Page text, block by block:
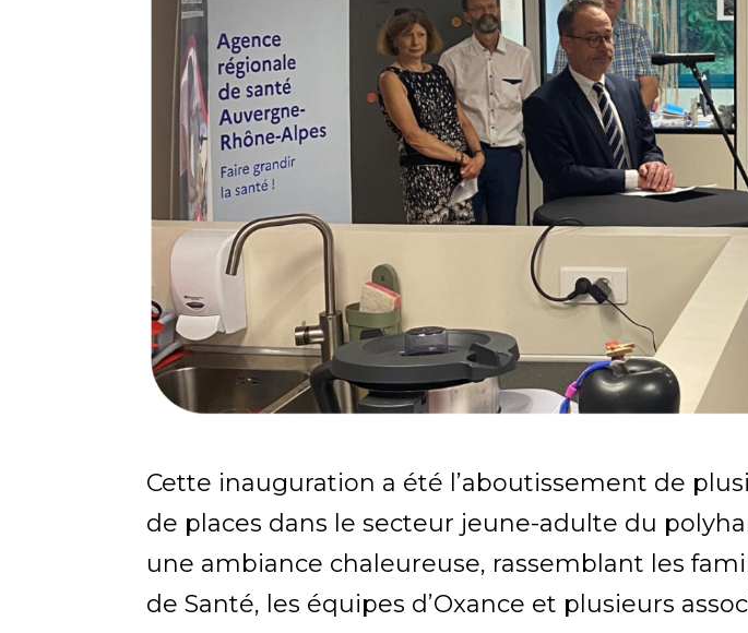
Cette inauguration a été l’aboutissement de
de places dans le secteur jeune-adulte du
une ambiance chaleureuse, rassemblant les
de Santé, les équipes d’Oxance et plusieurs